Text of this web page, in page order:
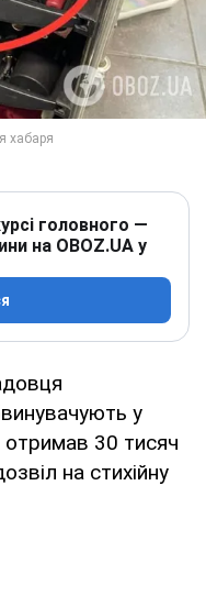
головного —
на OBOZ.UA у
у
отримав 30 тисяч
на стихійну